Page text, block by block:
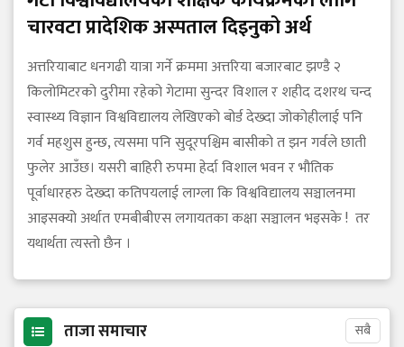
चारवटा प्रादेशिक अस्पताल दिइनुको अर्थ
अत्तरियाबाट धनगढी यात्रा गर्ने क्रममा अत्तरिया बजारबाट झण्डै २
किलोमिटरको दुरीमा रहेको गेटामा सुन्दर विशाल र शहीद दशरथ चन्द
स्वास्थ्य विज्ञान विश्वविद्यालय लेखिएको बोर्ड देख्दा जोकोहीलाई पनि
गर्व महशुस हुन्छ, त्यसमा पनि सुदूरपश्चिम बासीको त झन गर्वले छाती
फुलेर आउँछ। यसरी बाहिरी रुपमा हेर्दा विशाल भवन र भौतिक
पूर्वाधारहरु देख्दा कतिपयलाई लाग्ला कि विश्वविद्यालय सञ्चालनमा
आइसक्यो अर्थात एमबीबीएस लगायतका कक्षा सञ्चालन भइसके ! तर
यथार्थता त्यस्तो छैन ।
ताजा समाचार सबै